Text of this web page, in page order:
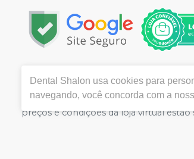
Copyright © 2002 | Todos os direitos
CENTRO Belo Horizonte / MG - CEP
Medicamentos: 1.12084-0 -
preços e condições da loja virtual
Dental Shalon usa cookies para
navegando, você concorda com a